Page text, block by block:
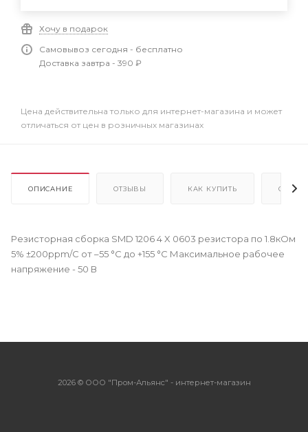
Хочу в подарок
Самовывоз сегодня - бесплатно
Доставка завтра - 390 ₽
Цена действительна только для интернет-магазина и может
отличаться от цен в розничных магазинах
ОПИСАНИЕ ОТЗЫВЫ КАК КУПИТЬ
Резисторная сборка SMD 1206 4 X 0603 резистора по 1.8кОм
5% ±200ppm/C от –55 °C до +155 °C Максимальное рабочее
напряжение - 50 В
2026 © ООО "Пром-Альянс" - интернет-магазин